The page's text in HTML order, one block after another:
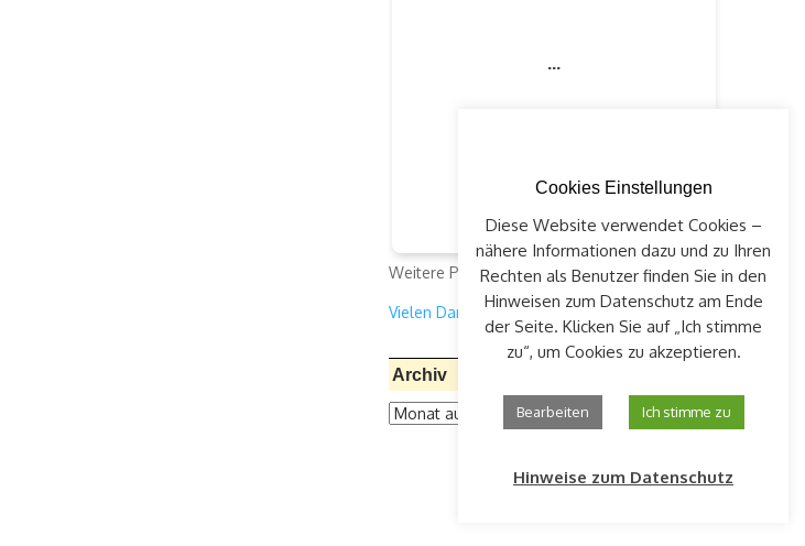
Weitere Projekte:klick auf "Spenden"
Vielen Dank für Ihre Unterstützung!
Archiv
Archiv
Cookies Einstellungen
Diese Website verwendet Cookies –
nähere Informationen dazu und zu Ihren
Rechten als Benutzer finden Sie in den
Hinweisen zum Datenschutz am Ende
der Seite. Klicken Sie auf „Ich stimme
zu“, um Cookies zu akzeptieren.
Bearbeiten Ich stimme zu
Hinweise zum Datenschutz